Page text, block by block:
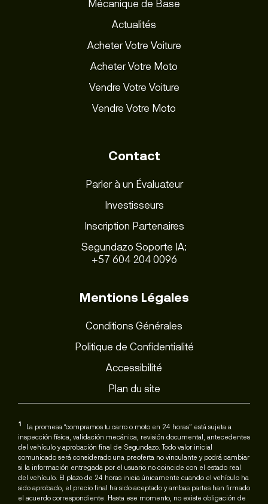
Mécanique de Base
Actualités
Acheter Votre Voiture
Acheter Votre Moto
Vendre Votre Voiture
Vendre Votre Moto
Contact
Parler à un Évaluateur
Investisseurs
Inscription Partenaires
Segundazo Soporte IA:
+57 604 204 0096
Mentions Légales
Conditions Générales
Politique de Confidentialité
Accessibilité
Plan du site
1
La promesa “compramos tu carro o moto en 24 horas” está sujeta a
inspección física, validación mecánica, revisión documental, antecedentes
del vehículo y aprobación final de Segundazo. Todo valor inicial
comunicado será considerado una preoferta no vinculante y podrá cambiar
si la información entregada por el usuario no coincide con el estado real
del vehículo. El plazo de 24 horas inicia únicamente cuando el vehículo ha
sido aprobado, el precio final ha sido aceptado y ambas partes han firmado
el acuerdo correspondiente. Hasta ese momento, no existe obligación de